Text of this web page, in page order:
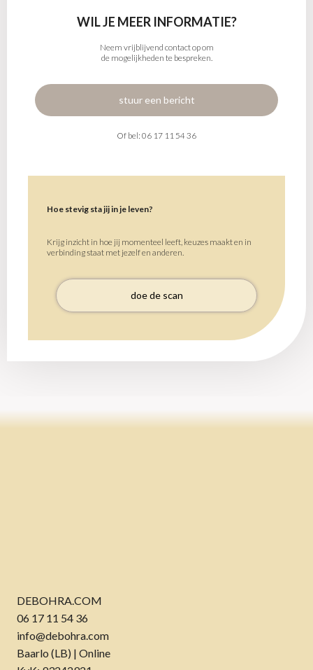
WIL JE MEER INFORMATIE?
Neem vrijblijvend contact op om
de mogelijkheden te bespreken.
stuur een bericht
Of bel: 06 17 11 54 36
Hoe stevig sta jij in je leven?
Krijg inzicht in hoe jij momenteel leeft, keuzes maakt en in
verbinding staat met jezelf en anderen.
doe de scan
DEBOHRA.COM
06 17 11 54 36
info@debohra.com
Baarlo (LB) | Online